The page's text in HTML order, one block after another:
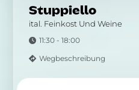
Stuppiello
ital. Feinkost Und Weine
11:30 - 18:00
Wegbeschreibung